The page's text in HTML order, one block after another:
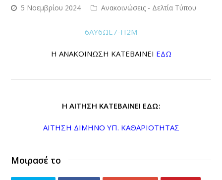
5 Νοεμβρίου 2024 Ανακοινώσεις - Δελτία Τύπου
6ΑΥ6ΩΕ7-Η2Μ
Η ΑΝΑΚΟΙΝΩΣΗ ΚΑΤΕΒΑΙΝΕΙ ΕΔΩ
Η ΑΙΤΗΣΗ ΚΑΤΕΒΑΙΝΕΙ ΕΔΩ:
ΑΙΤΗΣΗ ΔΙΜΗΝΟ ΥΠ. ΚΑΘΑΡΙΟΤΗΤΑΣ
Μοιρασέ το